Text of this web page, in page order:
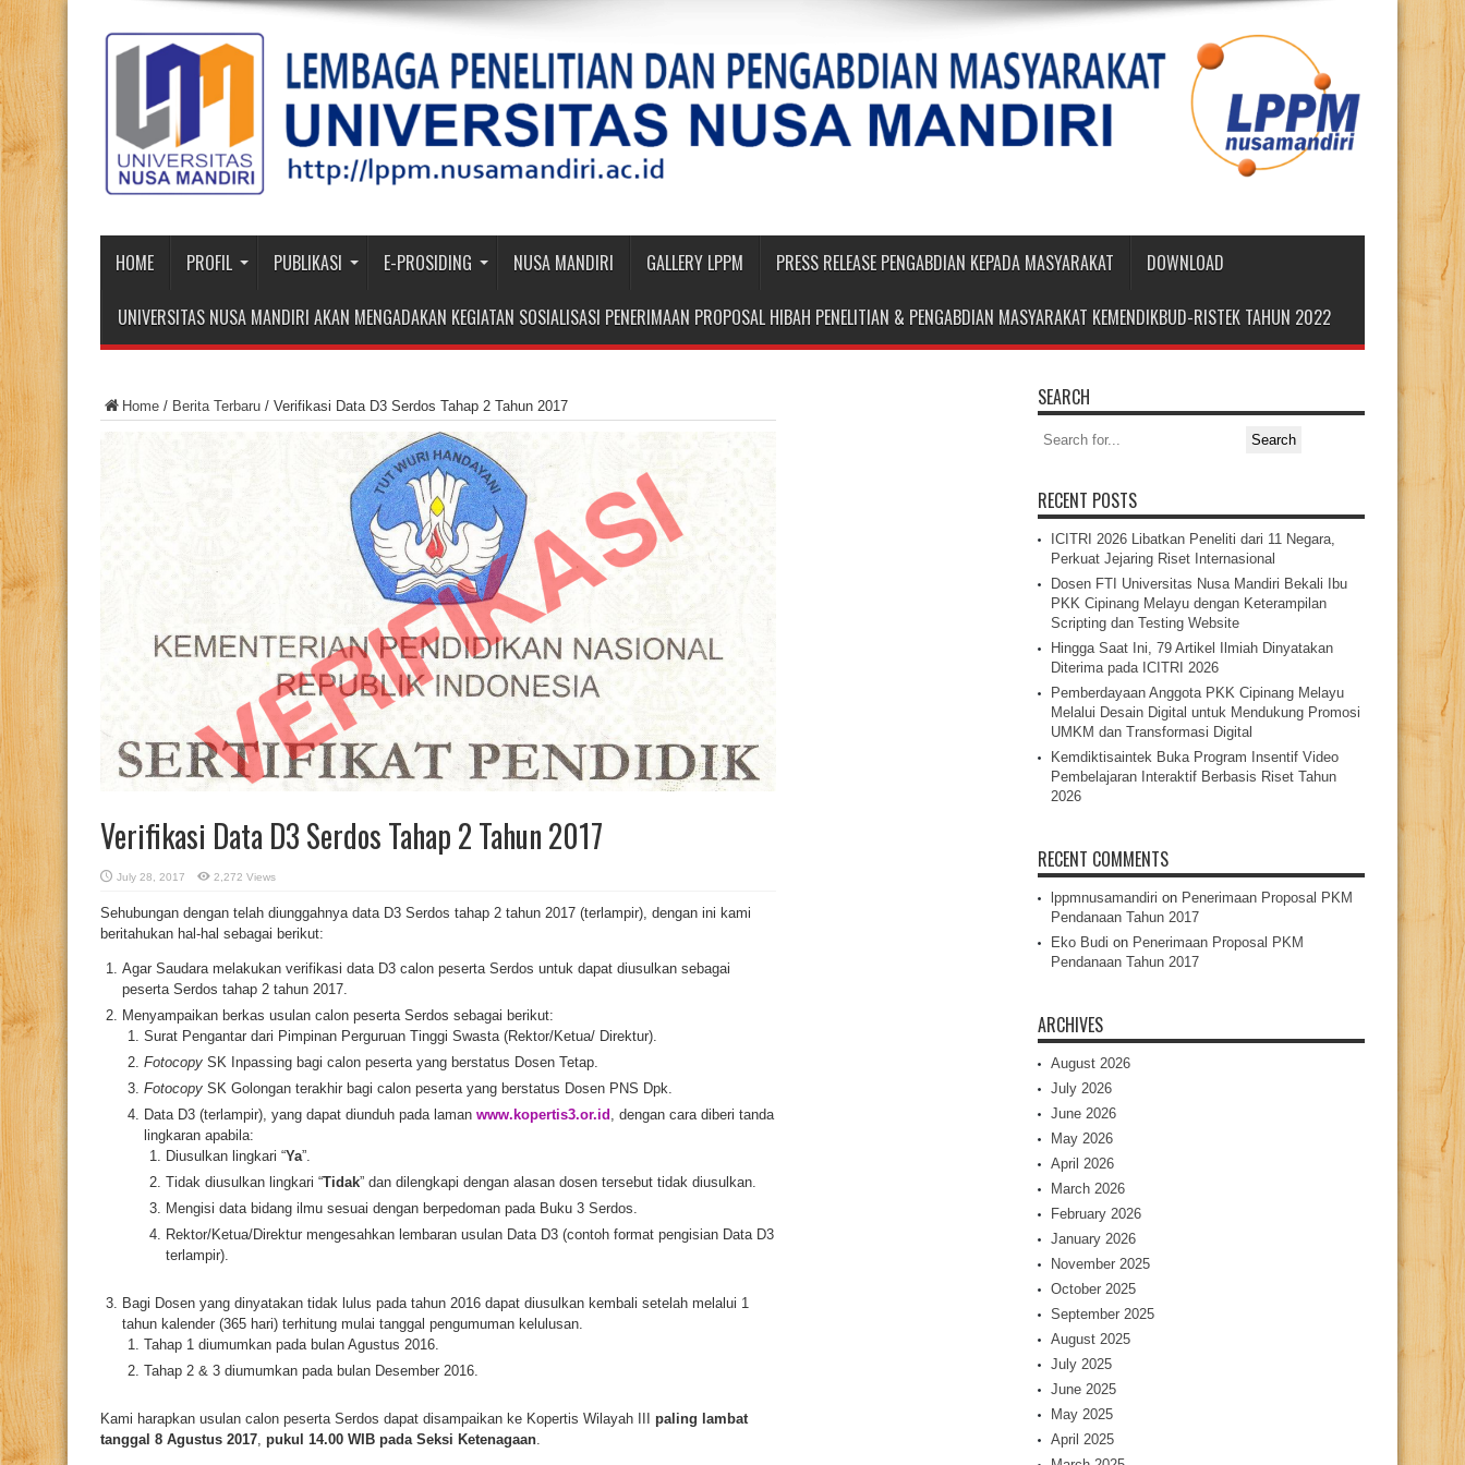
HOME PROFIL PUBLIKASI E-PROSIDING NUSA MANDIRI GALLERY LPPM PRESS RELEASE PENGABDIAN KEPADA MASYARAKAT DOWNLOAD
UNIVERSITAS NUSA MANDIRI AKAN MENGADAKAN KEGIATAN SOSIALISASI PENERIMAAN PROPOSAL HIBAH PENELITIAN & PENGABDIAN MASYARAKAT KEMENDIKBUD-RISTEK TAHUN 2022
Home / Berita Terbaru / Verifikasi Data D3 Serdos Tahap 2 Tahun 2017
Verifikasi Data D3 Serdos Tahap 2 Tahun 2017
July 28, 2017 2,272 Views
Sehubungan dengan telah diunggahnya data D3 Serdos tahap 2 tahun 2017 (terlampir), dengan ini kami
beritahukan hal-hal sebagai berikut:
Agar Saudara melakukan verifikasi data D3 calon peserta Serdos untuk dapat diusulkan sebagai
peserta Serdos tahap 2 tahun 2017.
Menyampaikan berkas usulan calon peserta Serdos sebagai berikut:
Surat Pengantar dari Pimpinan Perguruan Tinggi Swasta (Rektor/Ketua/ Direktur).
Fotocopy SK Inpassing bagi calon peserta yang berstatus Dosen Tetap.
Fotocopy SK Golongan terakhir bagi calon peserta yang berstatus Dosen PNS Dpk.
Data D3 (terlampir), yang dapat diunduh pada laman www.kopertis3.or.id , dengan cara diberi tanda
lingkaran apabila:
Diusulkan lingkari “Ya”.
Tidak diusulkan lingkari “Tidak” dan dilengkapi dengan alasan dosen tersebut tidak diusulkan.
Mengisi data bidang ilmu sesuai dengan berpedoman pada Buku 3 Serdos.
Rektor/Ketua/Direktur mengesahkan lembaran usulan Data D3 (contoh format pengisian Data D3
terlampir).
Bagi Dosen yang dinyatakan tidak lulus pada tahun 2016 dapat diusulkan kembali setelah melalui 1
tahun kalender (365 hari) terhitung mulai tanggal pengumuman kelulusan.
Tahap 1 diumumkan pada bulan Agustus 2016.
Tahap 2 & 3 diumumkan pada bulan Desember 2016.
Kami harapkan usulan calon peserta Serdos dapat disampaikan ke Kopertis Wilayah III paling lambat
tanggal 8 Agustus 2017, pukul 14.00 WIB pada Seksi Ketenagaan.
SEARCH
Search
for:
RECENT POSTS
ICITRI 2026 Libatkan Peneliti dari 11 Negara,
Perkuat Jejaring Riset Internasional
Dosen FTI Universitas Nusa Mandiri Bekali Ibu
PKK Cipinang Melayu dengan Keterampilan
Scripting dan Testing Website
Hingga Saat Ini, 79 Artikel Ilmiah Dinyatakan
Diterima pada ICITRI 2026
Pemberdayaan Anggota PKK Cipinang Melayu
Melalui Desain Digital untuk Mendukung Promosi
UMKM dan Transformasi Digital
Kemdiktisaintek Buka Program Insentif Video
Pembelajaran Interaktif Berbasis Riset Tahun
2026
RECENT COMMENTS
lppmnusamandiri on Penerimaan Proposal PKM
Pendanaan Tahun 2017
Eko Budi on Penerimaan Proposal PKM
Pendanaan Tahun 2017
ARCHIVES
August 2026
July 2026
June 2026
May 2026
April 2026
March 2026
February 2026
January 2026
November 2025
October 2025
September 2025
August 2025
July 2025
June 2025
May 2025
April 2025